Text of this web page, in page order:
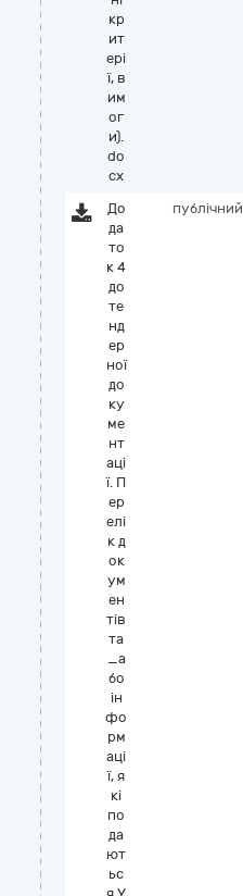
кр
ит
ері
ї, в
им
ог
и).
do
cx
До
да
то
к 4
до
те
нд
ер
ної
до
ку
ме
нт
аці
ї. П
ер
елі
к д
ок
ум
ен
тів
та
_а
бо
ін
фо
рм
аці
ї, я
кі
по
да
ют
ьс
публічний